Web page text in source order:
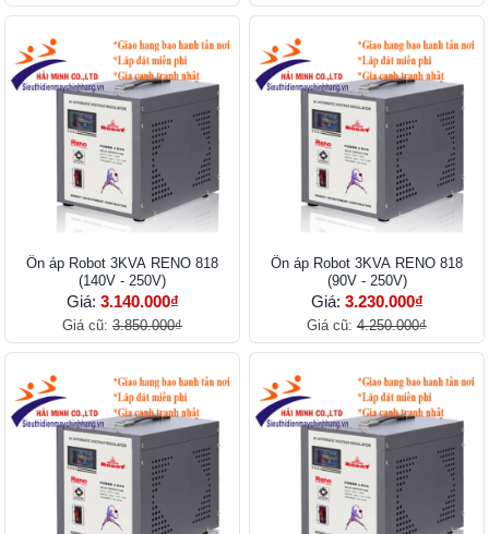
Ổn áp Robot 3KVA RENO 818
(140V - 250V)
Giá: 3.140.000₫
Giá cũ: 3.850.000₫
Ổn áp Robot 3KVA RENO 818
(90V - 250V)
Giá: 3.230.000₫
Giá cũ: 4.250.000₫